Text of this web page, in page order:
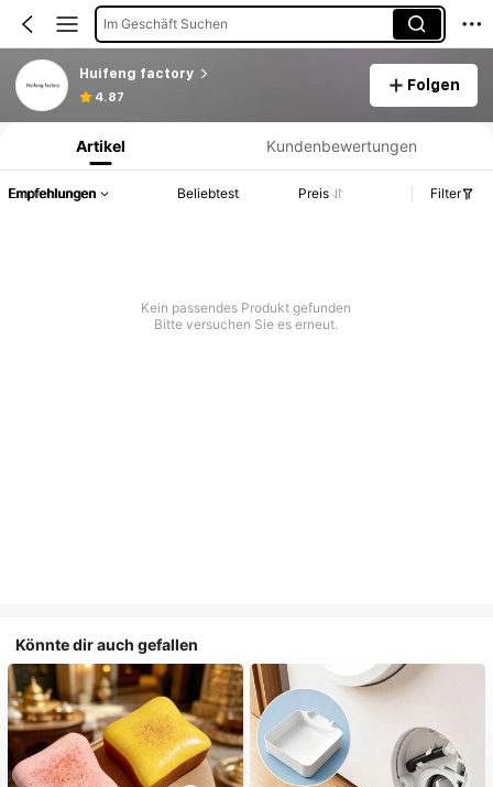
Im Geschäft Suchen
Huifeng factory
4.87
Folgen
Produktinformation: Preisangabe, Verkaufs- und Lagerbestandsdetails.
Artikel Kundenbewertungen
Empfehlungen Beliebtest Preis Filter
Kein passendes Produkt gefunden
Bitte versuchen Sie es erneut.
Könnte dir auch gefallen